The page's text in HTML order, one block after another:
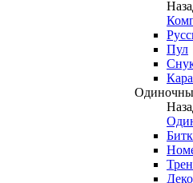
Пул